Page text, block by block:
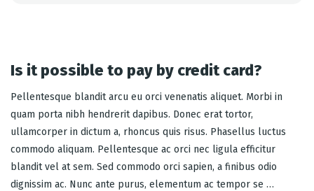
Is it possible to pay by credit card?
Pellentesque blandit arcu eu orci venenatis aliquet. Morbi in
quam porta nibh hendrerit dapibus. Donec erat tortor,
ullamcorper in dictum a, rhoncus quis risus. Phasellus luctus
commodo aliquam. Pellentesque ac orci nec ligula efficitur
blandit vel at sem. Sed commodo orci sapien, a finibus odio
dignissim ac. Nunc ante purus, elementum ac tempor se …